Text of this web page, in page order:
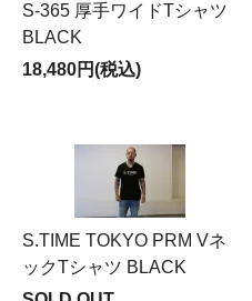
S-365 厚手ワイドTシャツ
BLACK
18,480円(税込)
S.TIME TOKYO PRM Vネ
ックTシャツ BLACK